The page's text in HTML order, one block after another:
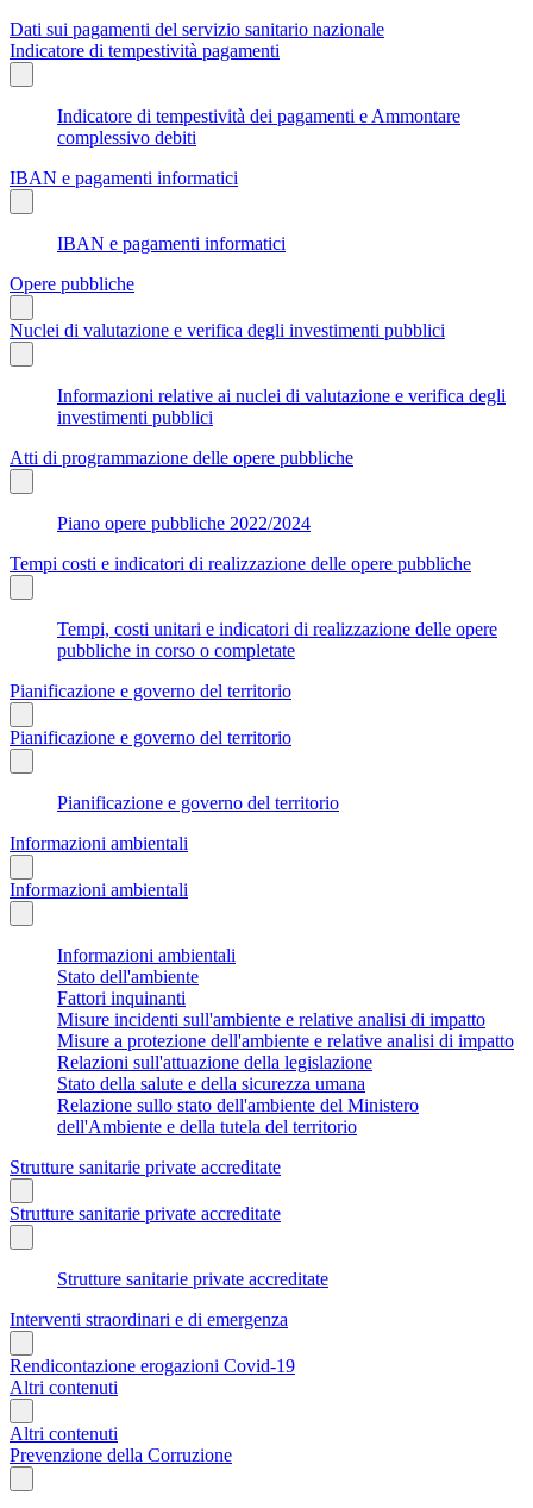
Dati sui pagamenti del servizio sanitario nazionale
Indicatore di tempestività pagamenti
Indicatore di tempestività dei pagamenti e Ammontare
complessivo debiti
IBAN e pagamenti informatici
IBAN e pagamenti informatici
Opere pubbliche
Nuclei di valutazione e verifica degli investimenti pubblici
Informazioni relative ai nuclei di valutazione e verifica degli
investimenti pubblici
Atti di programmazione delle opere pubbliche
Piano opere pubbliche 2022/2024
Tempi costi e indicatori di realizzazione delle opere pubbliche
Tempi, costi unitari e indicatori di realizzazione delle opere
pubbliche in corso o completate
Pianificazione e governo del territorio
Pianificazione e governo del territorio
Pianificazione e governo del territorio
Informazioni ambientali
Informazioni ambientali
Informazioni ambientali
Stato dell'ambiente
Fattori inquinanti
Misure incidenti sull'ambiente e relative analisi di impatto
Misure a protezione dell'ambiente e relative analisi di impatto
Relazioni sull'attuazione della legislazione
Stato della salute e della sicurezza umana
Relazione sullo stato dell'ambiente del Ministero
dell'Ambiente e della tutela del territorio
Strutture sanitarie private accreditate
Strutture sanitarie private accreditate
Strutture sanitarie private accreditate
Interventi straordinari e di emergenza
Rendicontazione erogazioni Covid-19
Altri contenuti
Altri contenuti
Prevenzione della Corruzione